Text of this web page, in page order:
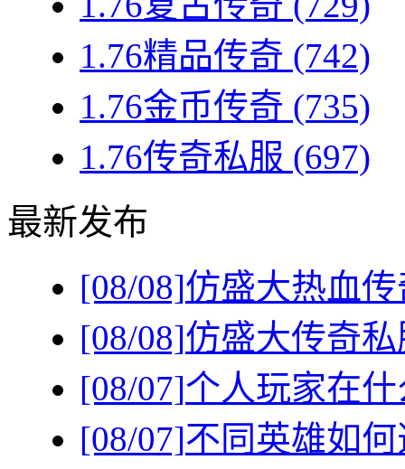
1.76精品传奇 (742)
1.76金币传奇 (735)
1.76传奇私服 (697)
最新发布
[08/08]仿盛大热血
[08/08]仿盛大传奇
[08/07]个人玩家在
[08/07]不同英雄如